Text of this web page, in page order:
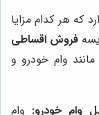
که هر کدام مزایا
فروش اقساطی
وام خودرو و
وام خودرو: وام